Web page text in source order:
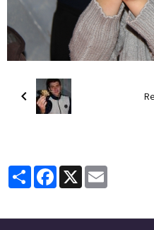
PartagerFacebook
X